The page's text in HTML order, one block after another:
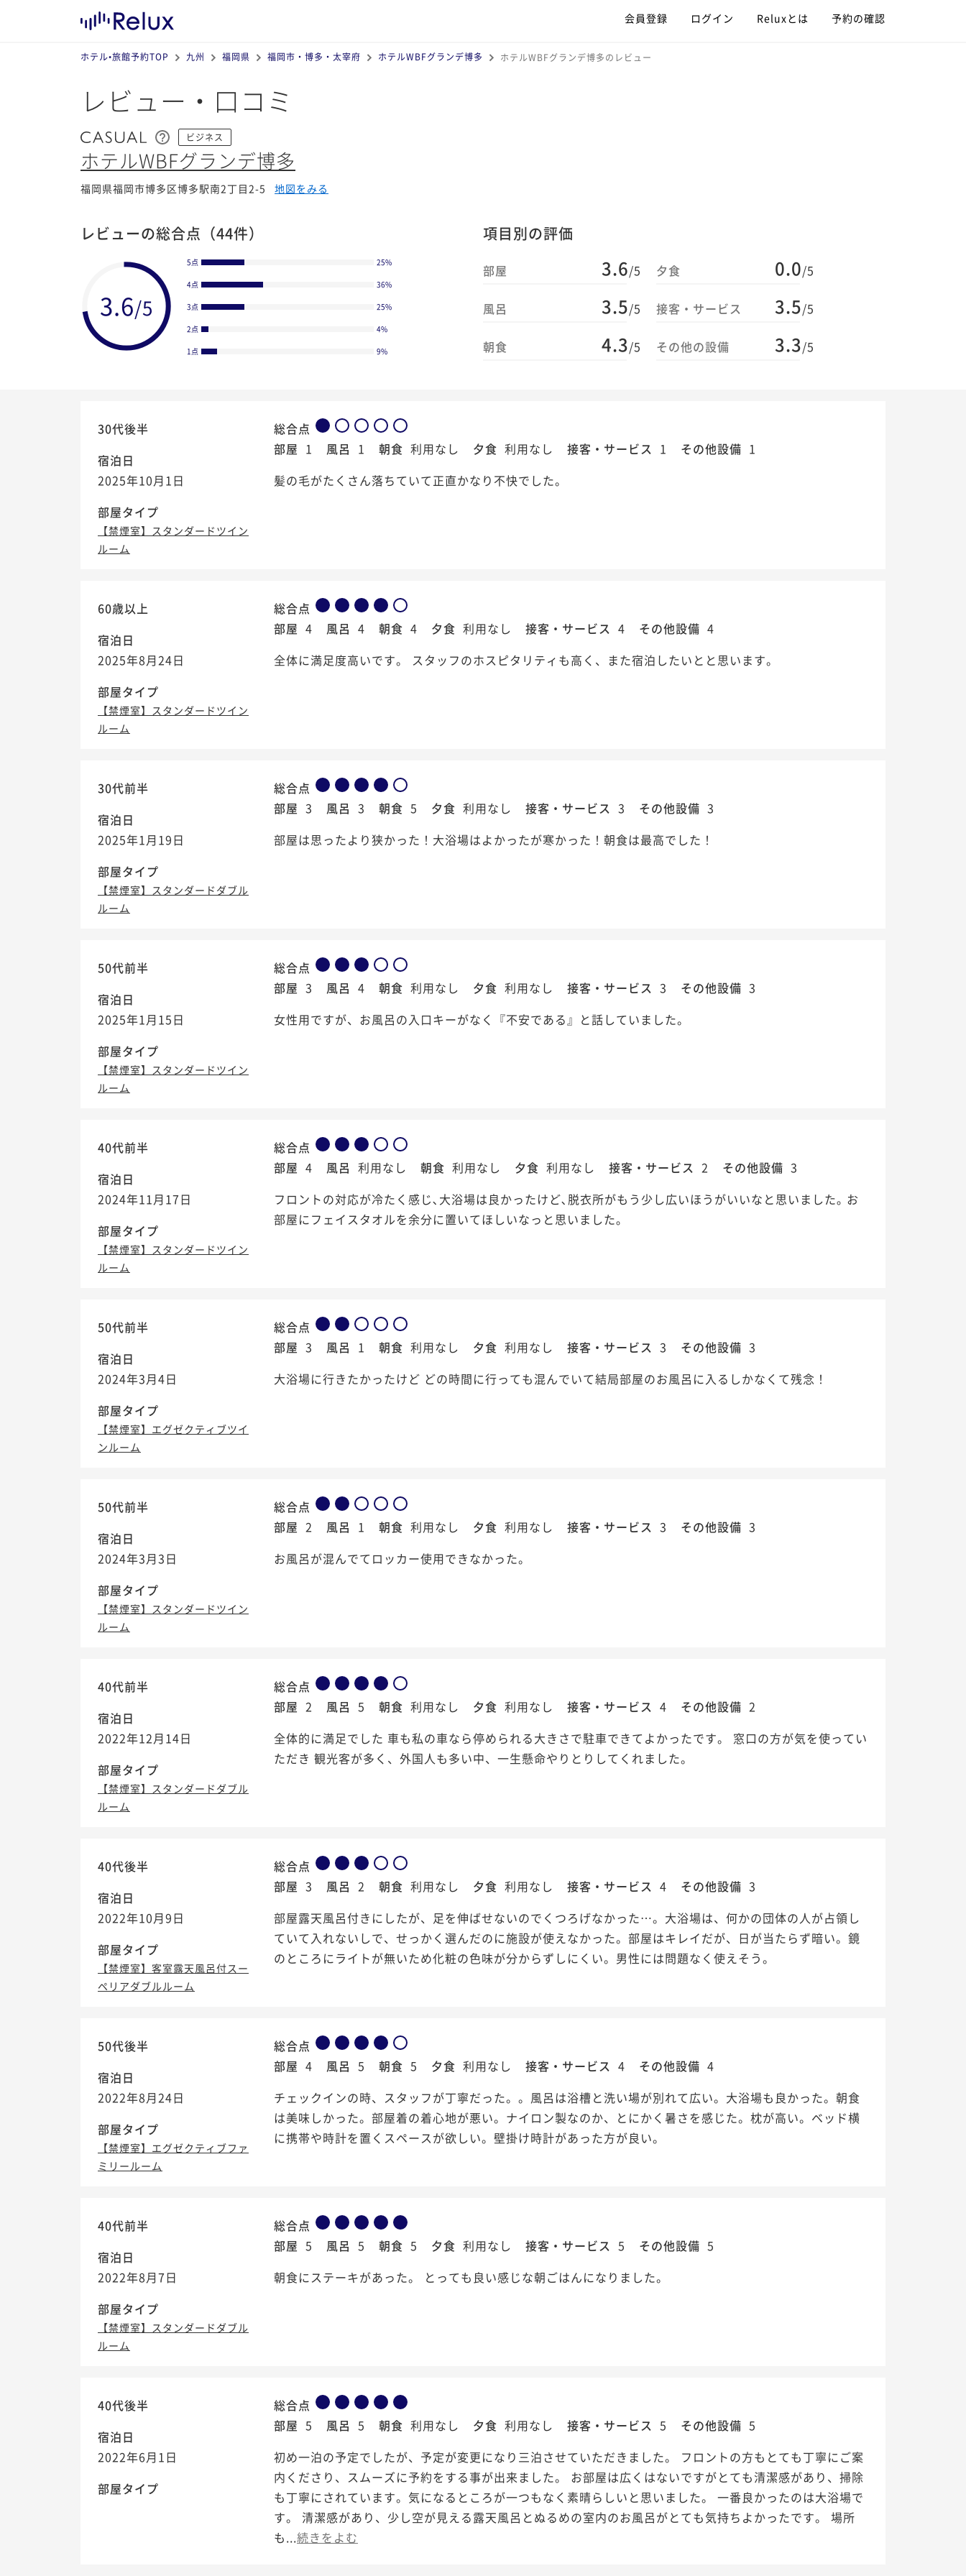
会員登録 ログイン Reluxとは 予約の確認
ホテル•旅館予約TOP 九州 福岡県 福岡市・博多・太宰府 ホテルWBFグランデ博多 ホテルWBFグランデ博多のレビュー
レビュー・口コミ
ビジネス
ホテルWBFグランデ博多
福岡県福岡市博多区博多駅南2丁目2-5 地図をみる
レビューの総合点 （44件）
/5
5点 25%
4点 36%
3点 25%
2点 4%
1点 9%
項目別の評価
部屋 3.6/5
風呂 3.5/5
朝食 4.3/5
夕食 0.0/5
接客・サービス 3.5/5
その他の設備 3.3/5
30代後半
宿泊日
2025年10月1日
部屋タイプ
【禁煙室】スタンダードツイン
ルーム
総合点
部屋 1 風呂 1 朝食 利用なし 夕食 利用なし 接客・サービス 1 その他設備 1
髪の毛がたくさん落ちていて正直かなり不快でした。
60歳以上
宿泊日
2025年8月24日
部屋タイプ
【禁煙室】スタンダードツイン
ルーム
総合点
部屋 4 風呂 4 朝食 4 夕食 利用なし 接客・サービス 4 その他設備 4
全体に満足度高いです。 スタッフのホスピタリティも高く、また宿泊したいとと思います。
30代前半
宿泊日
2025年1月19日
部屋タイプ
【禁煙室】スタンダードダブル
ルーム
総合点
部屋 3 風呂 3 朝食 5 夕食 利用なし 接客・サービス 3 その他設備 3
部屋は思ったより狭かった！大浴場はよかったが寒かった！朝食は最高でした！
50代前半
宿泊日
2025年1月15日
部屋タイプ
【禁煙室】スタンダードツイン
ルーム
総合点
部屋 3 風呂 4 朝食 利用なし 夕食 利用なし 接客・サービス 3 その他設備 3
女性用ですが、お風呂の入口キーがなく『不安である』と話していました。
40代前半
宿泊日
2024年11月17日
部屋タイプ
【禁煙室】スタンダードツイン
ルーム
総合点
部屋 4 風呂 利用なし 朝食 利用なし 夕食 利用なし 接客・サービス 2 その他設備 3
フロントの対応が冷たく感じ､大浴場は良かったけど､脱衣所がもう少し広いほうがいいなと思いました｡ お
部屋にフェイスタオルを余分に置いてほしいなっと思いました｡
50代前半
宿泊日
2024年3月4日
部屋タイプ
【禁煙室】エグゼクティブツイ
ンルーム
総合点
部屋 3 風呂 1 朝食 利用なし 夕食 利用なし 接客・サービス 3 その他設備 3
大浴場に行きたかったけど どの時間に行っても混んでいて結局部屋のお風呂に入るしかなくて残念！
50代前半
宿泊日
2024年3月3日
部屋タイプ
【禁煙室】スタンダードツイン
ルーム
総合点
部屋 2 風呂 1 朝食 利用なし 夕食 利用なし 接客・サービス 3 その他設備 3
お風呂が混んでてロッカー使用できなかった。
40代前半
宿泊日
2022年12月14日
部屋タイプ
【禁煙室】スタンダードダブル
ルーム
総合点
部屋 2 風呂 5 朝食 利用なし 夕食 利用なし 接客・サービス 4 その他設備 2
全体的に満足でした 車も私の車なら停められる大きさで駐車できてよかったです。 窓口の方が気を使ってい
ただき 観光客が多く、外国人も多い中、一生懸命やりとりしてくれました。
40代後半
宿泊日
2022年10月9日
部屋タイプ
【禁煙室】客室露天風呂付スー
ペリアダブルルーム
総合点
部屋 3 風呂 2 朝食 利用なし 夕食 利用なし 接客・サービス 4 その他設備 3
部屋露天風呂付きにしたが、足を伸ばせないのでくつろげなかった…。大浴場は、何かの団体の人が占領し
ていて入れないしで、せっかく選んだのに施設が使えなかった。部屋はキレイだが、日が当たらず暗い。鏡
のところにライトが無いため化粧の色味が分からずしにくい。男性には問題なく使えそう。
50代後半
宿泊日
2022年8月24日
部屋タイプ
【禁煙室】エグゼクティブファ
ミリールーム
総合点
部屋 4 風呂 5 朝食 5 夕食 利用なし 接客・サービス 4 その他設備 4
チェックインの時、スタッフが丁寧だった。。風呂は浴槽と洗い場が別れて広い。大浴場も良かった。朝食
は美味しかった。部屋着の着心地が悪い。ナイロン製なのか、とにかく暑さを感じた。枕が高い。ベッド横
に携帯や時計を置くスペースが欲しい。壁掛け時計があった方が良い。
40代前半
宿泊日
2022年8月7日
部屋タイプ
【禁煙室】スタンダードダブル
ルーム
総合点
部屋 5 風呂 5 朝食 5 夕食 利用なし 接客・サービス 5 その他設備 5
朝食にステーキがあった。 とっても良い感じな朝ごはんになりました。
40代後半
宿泊日
2022年6月1日
部屋タイプ
総合点
部屋 5 風呂 5 朝食 利用なし 夕食 利用なし 接客・サービス 5 その他設備 5
初め一泊の予定でしたが、予定が変更になり三泊させていただきました。 フロントの方もとても丁寧にご案
内くださり、スムーズに予約をする事が出来ました。 お部屋は広くはないですがとても清潔感があり、掃除
も丁寧にされています。気になるところが一つもなく素晴らしいと思いました。 一番良かったのは大浴場で
す。 清潔感があり、少し空が見える露天風呂とぬるめの室内のお風呂がとても気持ちよかったです。 場所
も...続きをよむ